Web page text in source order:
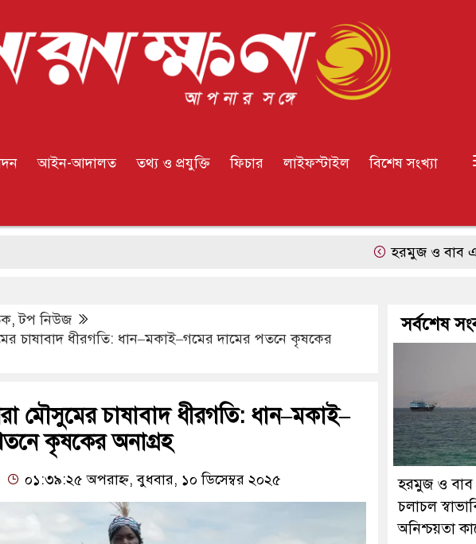
আইন-আদালত তথ্য ও প্রযুক্তি ফিচার লাইফস্টাইল বিশেষ সংখ্যা
হরমুজ ও বাব এল-
,টপ নিউজ
চাষাবাদ ধীরগতি: ধান–মকাই–গমের দামের পতনে কৃষকের
মৌসুমের চাষাবাদ ধীরগতি: ধান–মকাই–
কৃষকের অনাগ্রহ
০১:৩৯:২৫ অপরাহ্ন, বুধবার, ১০ ডিসেম্বর ২০২৫
সর্বশেষ
হরমুজ ও বাব
চলাচল
অনিশ্চয়তা